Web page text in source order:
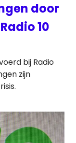
door
10
bij Radio
zijn